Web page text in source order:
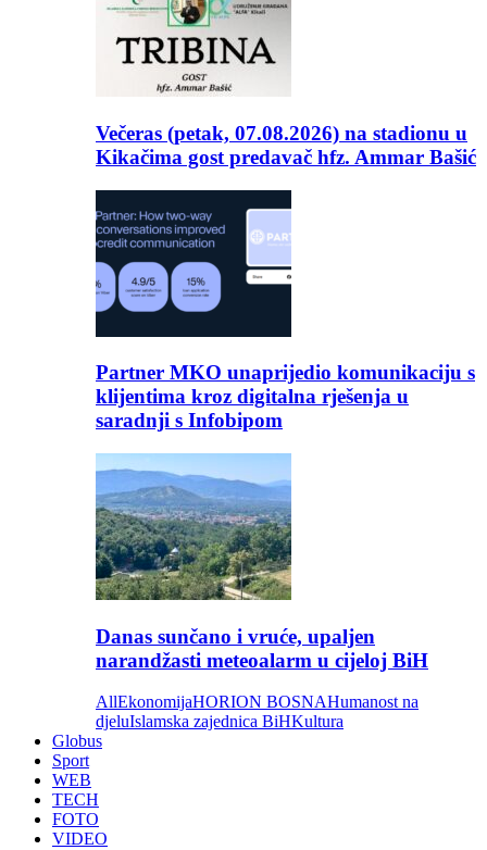
Večeras (petak, 07.08.2026) na stadionu u
Kikačima gost predavač hfz. Ammar Bašić
Partner MKO unaprijedio komunikaciju s
klijentima kroz digitalna rješenja u
saradnji s Infobipom
Danas sunčano i vruće, upaljen
narandžasti meteoalarm u cijeloj BiH
AllEkonomijaHORION BOSNAHumanost na
djeluIslamska zajednica BiHKultura
Globus
Sport
WEB
TECH
FOTO
VIDEO